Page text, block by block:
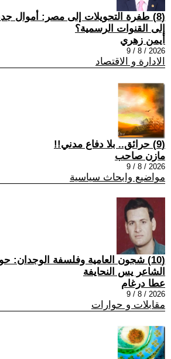
(8) طفرة التحويلات إلى مصر: أموال
إلى القنوات الرسمية؟
أيمن زهري
2026 / 8 / 9
الادارة و الاقتصاد
(9) حرائق.. بلا دفاع مدني!!
مازن صاحب
2026 / 8 / 9
مواضيع وابحاث سياسية
(10) شجون العامية وفلسفة الوجدان:
الشاعر يس النحايفة
عطا درغام
2026 / 8 / 9
مقابلات و حوارات